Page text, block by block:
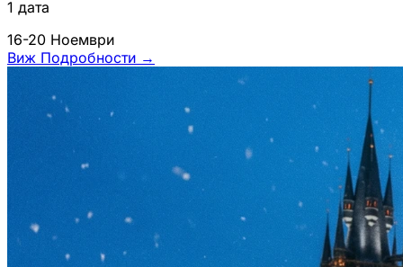
1 дата
16-20 Ноември
Виж Подробности →